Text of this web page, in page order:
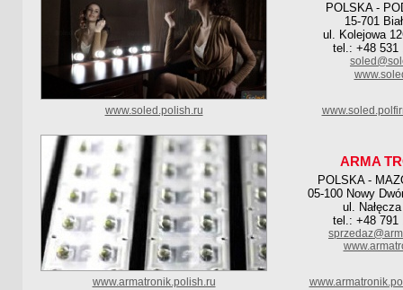
POLSKA -
15-701
ul. Kolejowa
tel.: +48 531
www.soled.polish.ru
ARMA
POLSKA -
05-100 Nowy
ul.
tel.: +48 791
www.armatronik.polish.ru